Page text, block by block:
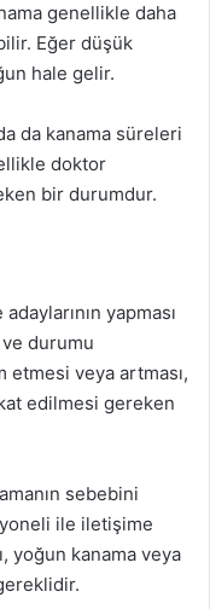
genellikle daha
Eğer düşük
hale gelir.
da kanama süreleri
doktor
bir durumdur.
yapması
durumu
etmesi veya artması,
edilmesi gereken
sebebini
ile iletişime
yoğun kanama veya